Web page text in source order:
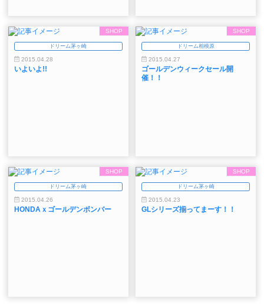
SHOP
ドリーム茅ヶ崎
2015.04.28
いよいよ!!
SHOP
ドリーム相模原
2015.04.27
ゴールデンウィークセール開
催！！
SHOP
ドリーム茅ヶ崎
2015.04.26
HONDAｘゴールデンボンバー
SHOP
ドリーム茅ヶ崎
2015.04.23
GLシリーズ揃ってまーす！！